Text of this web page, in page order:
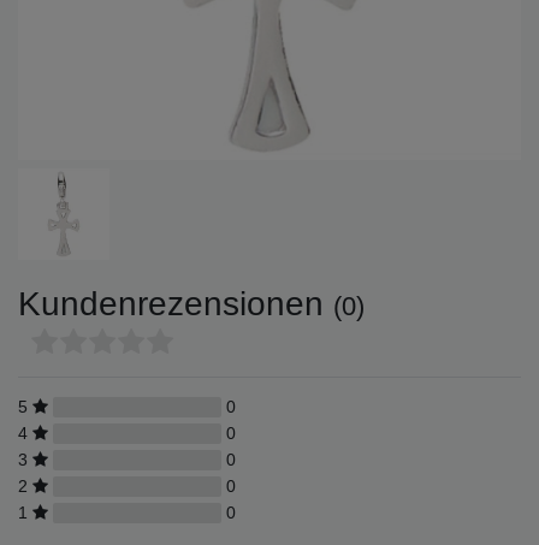
Kundenrezensionen (0)
5
0
4
0
3
0
2
0
1
0